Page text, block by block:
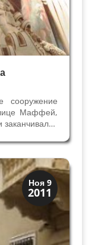
сооружение
Маффей,
заканчивался
и
Ноя 9
2011